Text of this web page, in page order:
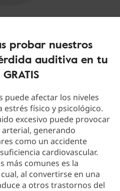
probar nuestros
auditiva en tu
puede afectar los niveles
estrés físico y psicológico.
excesivo puede provocar
generando
como un accidente
cardiovascular.
más comunes es la
al convertirse en una
a otros trastornos del